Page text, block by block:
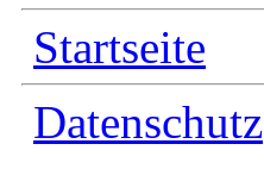
Startseite
Datenschutz